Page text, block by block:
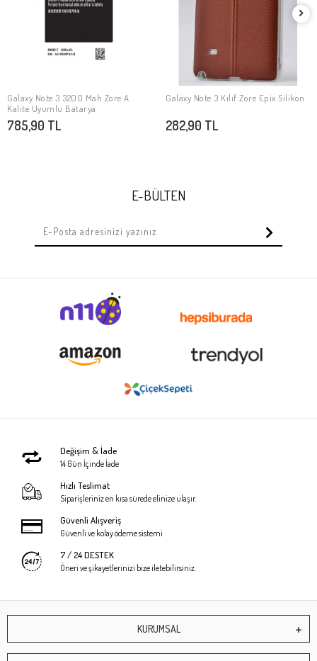
SEPETE EKLE
Galaxy Note 3 3200 Mah Zore A
Kalite Uyumlu Batarya
785,90 TL
SEPETE EKLE
Galaxy Note 3 Kılıf Zore Epix Silikon
282,90 TL
E-BÜLTEN
Değişim & İade
14 Gün İçinde İade
Hızlı Teslimat
Siparişleriniz en kısa sürede elinize ulaşır.
Güvenli Alışveriş
Güvenli ve kolay ödeme sistemi
7 / 24 DESTEK
Öneri ve şikayetlerinizi bize iletebilirsiniz.
KURUMSAL